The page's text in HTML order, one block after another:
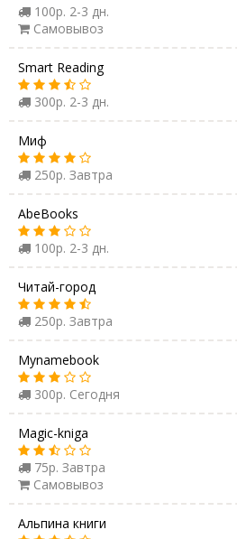
100р. 2-3 дн.
Самовывоз
Smart Reading
300р. 2-3 дн.
Миф
250р. Завтра
AbeBooks
100р. 2-3 дн.
Читай-город
250р. Завтра
Mynamebook
300р. Сегодня
Magic-kniga
75р. Завтра
Самовывоз
Альпина книги